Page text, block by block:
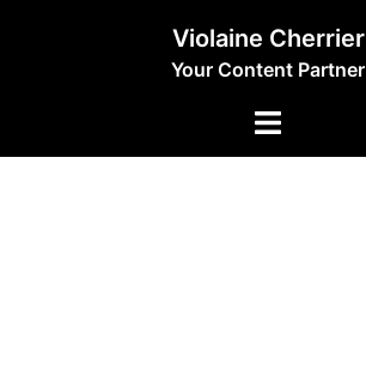
Violaine Cherrier
Your Content Partner